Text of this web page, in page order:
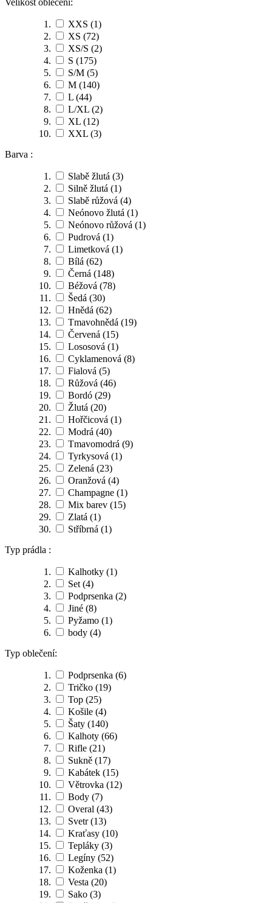
Velikost oblečení:
XXS (1)
XS (72)
XS/S (2)
S (175)
S/M (5)
M (140)
L (44)
L/XL (2)
XL (12)
XXL (3)
Barva :
Slabě žlutá (3)
Silně žlutá (1)
Slabě růžová (4)
Neónovo žlutá (1)
Neónovo růžová (1)
Pudrová (1)
Limetková (1)
Bílá (62)
Černá (148)
Béžová (78)
Šedá (30)
Hnědá (62)
Tmavohnědá (19)
Červená (15)
Lososová (1)
Cyklamenová (8)
Fialová (5)
Růžová (46)
Bordó (29)
Žlutá (20)
Hořčicová (1)
Modrá (40)
Tmavomodrá (9)
Tyrkysová (1)
Zelená (23)
Oranžová (4)
Champagne (1)
Mix barev (15)
Zlatá (1)
Stříbrná (1)
Typ prádla :
Kalhotky (1)
Set(4)
Podprsenka (2)
Jiné (8)
Pyžamo (1)
body (4)
Typ oblečení:
Podprsenka (6)
Tričko (19)
Top (25)
Košile (4)
Šaty (140)
Kalhoty (66)
Rifle (21)
Sukně (17)
Kabátek (15)
Větrovka (12)
Body (7)
Overal (43)
Svetr(13)
Kraťasy (10)
Tepláky (3)
Legíny (52)
Koženka (1)
Vesta (20)
Sako (3)